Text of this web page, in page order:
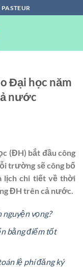
Đại học năm
nước
(ĐH) bắt đầu công
trường sẽ công bố
lịch chi tiết về thời
ĐH trên cả nước.
nguyện vọng?
bằng điểm tốt
lệ phí đăng ký